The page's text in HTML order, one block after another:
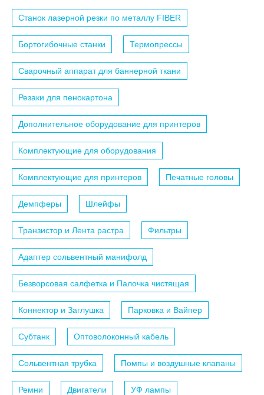
Станок лазерной резки по металлу FIBER
Бортогибочные станки Термопрессы
Сварочный аппарат для баннерной ткани
Резаки для пенокартона
Дополнительное оборудование для принтеров
Комплектующие для оборудования
Комплектующие для принтеров Печатные головы
Демпферы Шлейфы
Транзистор и Лента растра Фильтры
Адаптер сольвентный манифолд
Безворсовая салфетка и Палочка чистящая
Коннектор и Заглушка Парковка и Вайпер
Субтанк Оптоволоконный кабель
Сольвентная трубка Помпы и воздушные клапаны
Ремни Двигатели УФ лампы